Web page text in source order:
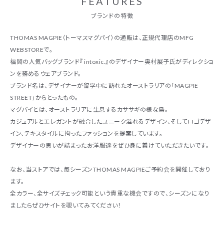
ブランドの特徴
THOMAS MAGPIE（トーマスマグパイ）の通販は、正規代理店のMFG
WEBSTOREで。
福岡の人気バッグブランド『 intoxic.』のデザイナー奥村展子氏がディレクショ
ンを務めるウェアブランド。
ブランド名は、デザイナーが留学中に訪れたオーストラリアの「MAGPIE
STREET」からとったもの。
マグパイとは、オーストラリアに生息するカササギの様な鳥。
カジュアルとエレガントが融合したユニーク溢れるデザイン、そしてロゴデザ
イン、テキスタイルに拘ったファッションを提案しています。
デザイナーの思いが詰まったお洋服達をぜひ身に着けていただきたいです。
なお、当ストアでは、毎シーズンTHOMAS MAGPIEご予約会を開催しており
ます。
全カラー、全サイズチェック可能という貴重な機会ですので、シーズンになり
ましたらぜひサイトを覗いてみてください！